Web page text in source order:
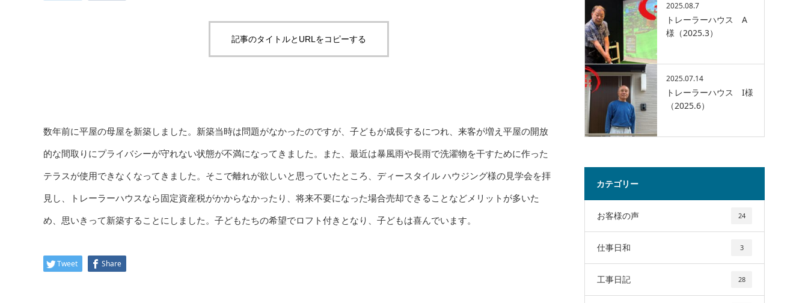
記事のタイトルとURLをコピーする
数年前に平屋の母屋を新築しました。新築当時は問題がなかったのですが、子どもが成長するにつれ、来客が増え平屋の開放
的な間取りにプライバシーが守れない状態が不満になってきました。また、最近は暴風雨や長雨で洗濯物を干すために作った
テラスが使用できなくなってきました。そこで離れが欲しいと思っていたところ、ディースタイル ハウジング様の見学会を拝
見し、トレーラーハウスなら固定資産税がかからなかったり、将来不要になった場合売却できることなどメリットが多いた
め、思いきって新築することにしました。子どもたちの希望でロフト付きとなり、子どもは喜んでいます。
Tweet Share
2025.08.7
トレーラーハウス A
様（2025.3）
2025.07.14
トレーラーハウス I様
（2025.6）
カテゴリー
お客様の声 24
仕事日和 3
工事日記 28